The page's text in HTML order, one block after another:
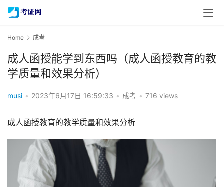
Home 成考
成人函授能学到东西吗（成人函授教育的教
学质量和效果分析）
musi • 2023年6月17日 16:59:33 • 成考 • 716 views
成人函授教育的教学质量和效果分析